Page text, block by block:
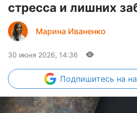
стресса и лишних
Марина Иваненко
30 июня 2026, 14:36
Подпишитесь на